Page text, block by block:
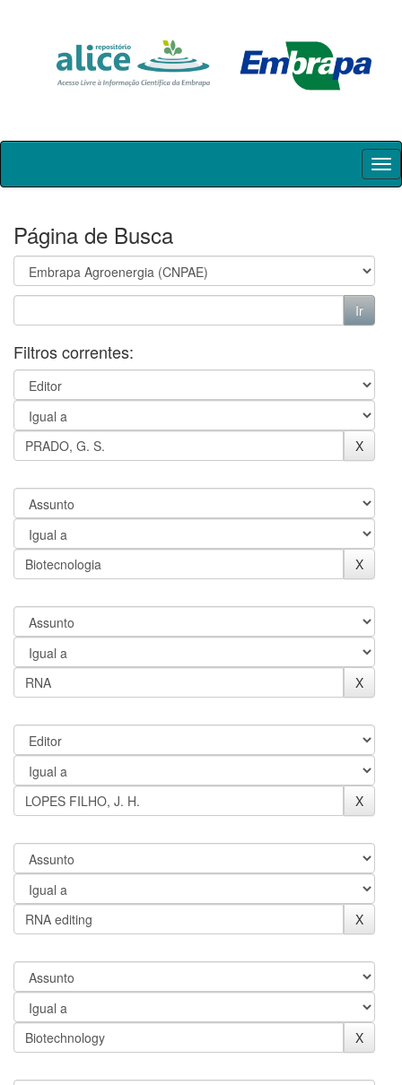
Skip
Página de Busca
Filtros correntes: